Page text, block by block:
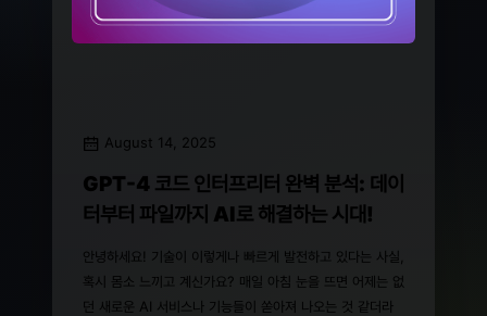
August 14, 2025
GPT-4 코드 인터프리터 완벽 분석: 데이
터부터 파일까지 AI로 해결하는 시대!
안녕하세요! 기술이 이렇게나 빠르게 발전하고 있다는 사실,
혹시 몸소 느끼고 계신가요? 매일 아침 눈을 뜨면 어제는 없
던 새로운 AI 서비스나 기능들이 쏟아져 나오는 것 같더라